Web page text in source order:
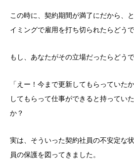
この時に、契約期間が満了にだから、
イミングで雇用を打ち切られたらどう
もし、あなたがその立場だったらどう
「えー！今まで更新してもらっていた
してもらって仕事ができると持ってい
か？
実は、そういった契約社員の不安定な
員の保護を図ってきました。